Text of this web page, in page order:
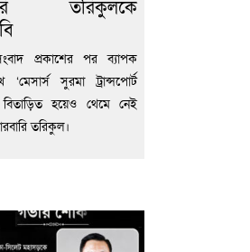
তরিকুলকে
প্রকাশের পর ব্যাপক
সুরমা ট্রান্সপোর্ট
হয়েও থেমে নেই
তরিকুল।